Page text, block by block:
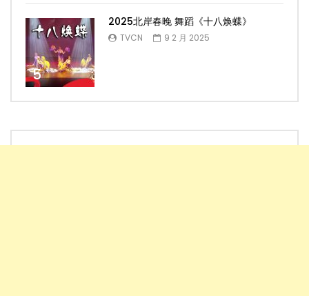
5
2025北岸春晚 舞蹈《十八焕蝶》
TVCN 9 2 月 2025